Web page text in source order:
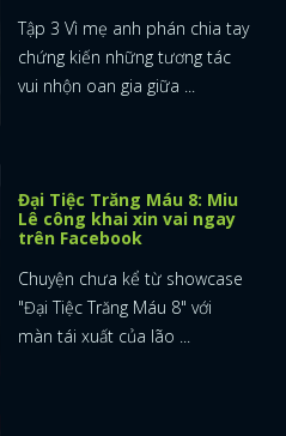
Tập 3 Vì mẹ anh phán chia tay
chứng kiến những tương tác
vui nhộn oan gia giữa ...
Đại Tiệc Trăng Máu 8: Miu
Lê công khai xin vai ngay
trên Facebook
Chuyện chưa kể từ showcase
"Đại Tiệc Trăng Máu 8" với
màn tái xuất của lão ...